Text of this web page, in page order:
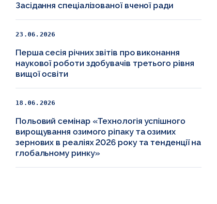
Засідання спеціалізованої вченої ради
23.06.2026
Перша сесія річних звітів про виконання
наукової роботи здобувачів третього рівня
вищої освіти
18.06.2026
Польовий семінар «Технологія успішного
вирощування озимого ріпаку та озимих
зернових в реаліях 2026 року та тенденції на
глобальному ринку»